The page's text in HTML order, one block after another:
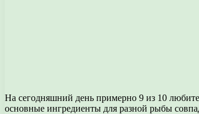
На сегодняшний день примерно 9 из 10
основные ингредиенты для разной рыбы